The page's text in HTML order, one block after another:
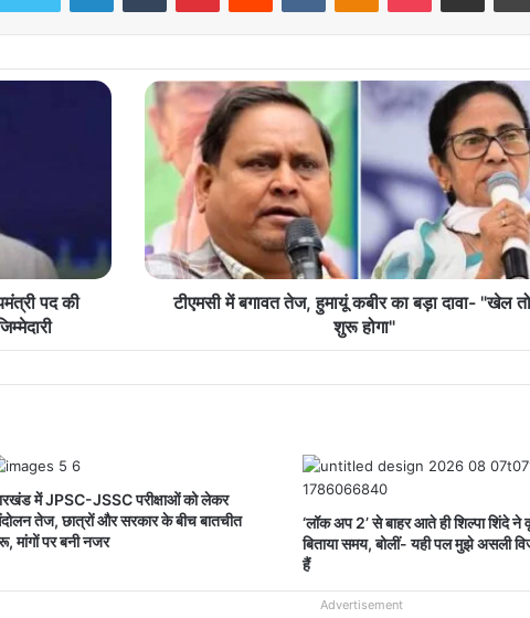
पद की
टीएमसी में बगावत तेज, हुमायूं कबीर का बड़ा दावा- "खेल
शुरू होगा"
में JPSC-JSSC परीक्षाओं को लेकर
तेज, छात्रों और सरकार के बीच बातचीत
मांगों पर बनी नजर
‘लॉक अप 2’ से बाहर आते ही शिल्पा शिंदे ने
बिताया समय, बोलीं- यही पल मुझे असली
हैं
Advertisement